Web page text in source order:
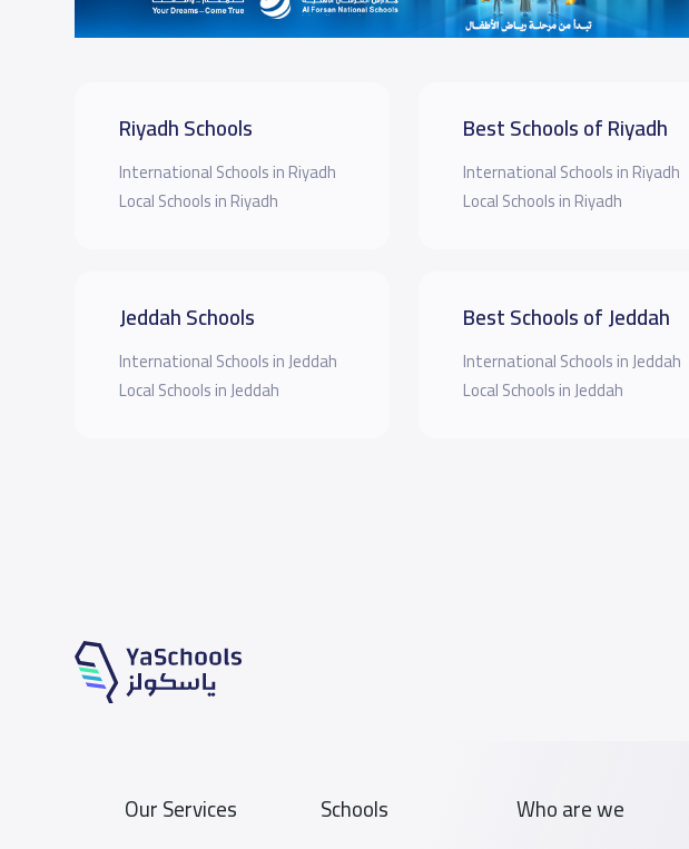
Riyadh Schools
International Schools in Riyadh
Local Schools in Riyadh
Jeddah Schools
International Schools in Jeddah
Local Schools in Jeddah
Best Schools of Riyadh
International Schools in Riyadh
Local Schools in Riyadh
Best Schools of Jeddah
International Schools in Jeddah
Local Schools in Jeddah
Our Services Schools Who are we